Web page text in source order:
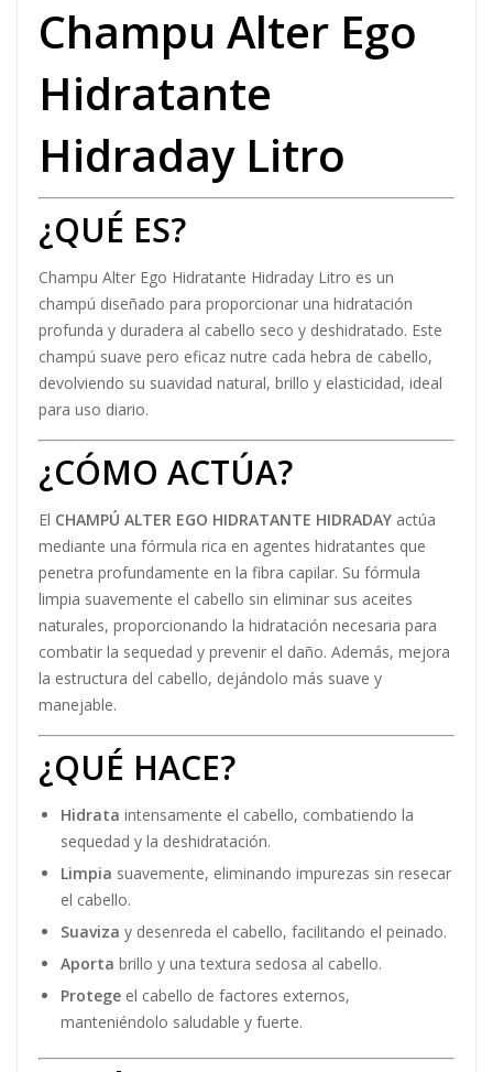
Champu Alter Ego
Hidratante
Hidraday Litro
¿QUÉ ES?
Champu Alter Ego Hidratante Hidraday Litro es un
champú diseñado para proporcionar una hidratación
profunda y duradera al cabello seco y deshidratado. Este
champú suave pero eficaz nutre cada hebra de cabello,
devolviendo su suavidad natural, brillo y elasticidad, ideal
para uso diario.
¿CÓMO ACTÚA?
El CHAMPÚ ALTER EGO HIDRATANTE HIDRADAY actúa
mediante una fórmula rica en agentes hidratantes que
penetra profundamente en la fibra capilar. Su fórmula
limpia suavemente el cabello sin eliminar sus aceites
naturales, proporcionando la hidratación necesaria para
combatir la sequedad y prevenir el daño. Además, mejora
la estructura del cabello, dejándolo más suave y
manejable.
¿QUÉ HACE?
Hidrata intensamente el cabello, combatiendo la
sequedad y la deshidratación.
Limpia suavemente, eliminando impurezas sin resecar
el cabello.
Suaviza y desenreda el cabello, facilitando el peinado.
Aporta brillo y una textura sedosa al cabello.
Protege el cabello de factores externos,
manteniéndolo saludable y fuerte.